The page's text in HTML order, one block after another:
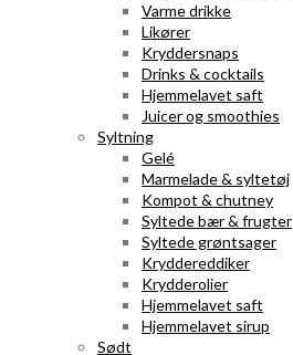
Varme drikke
Likører
Kryddersnaps
Drinks & cocktails
Hjemmelavet saft
Juicer og smoothies
Syltning
Gelé
Marmelade & syltetøj
Kompot & chutney
Syltede bær & frugter
Syltede grøntsager
Kryddereddiker
Krydderolier
Hjemmelavet saft
Hjemmelavet sirup
Sødt